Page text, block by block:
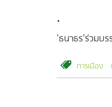
.
'ธนาธร'ร่วมบร
การเมือง